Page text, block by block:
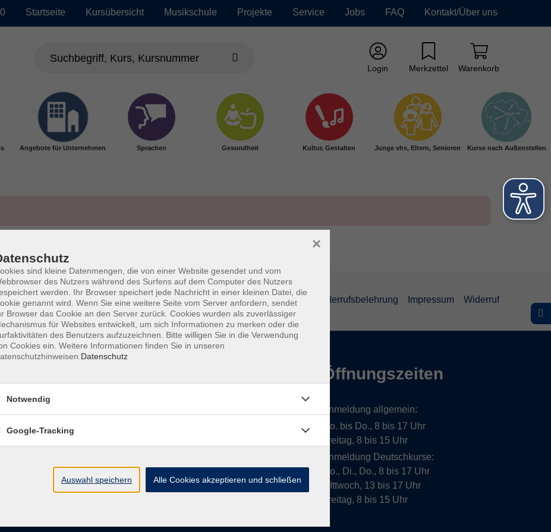
Startseite Kursübersicht Musikschule Projekte Service Jobs FAQ Kontakt/Über uns
Login Merkzettel Warenkorb
Angebote für Unternehmen Sprachen Gesundheit Kultur, Gestalten Junge vhs, Eltern, Senioren Kurse nach Außenstellen
AGB Datenschutzerklärung Barrierefreiheitserklärung Widerrufsbelehrung Impressum Widerruf
Öffnungszeiten
Anmeldung allgemein:
Mo. bis Do., 8 bis 17 Uhr
Freitag, 8 bis 15 Uhr
Anmeldung Deutschkurse:
Mo., Di., Do., 8 bis 17 Uhr
MIttwoch, 13 bis 17 Uhr
Freitag, 8 bis 15 Uhr
sind kleine Datenmengen, die von einer Website gesendet und vom
des Nutzers während des Surfens auf dem Computer des Nutzers
werden. Ihr Browser speichert jede Nachricht in einer kleinen Datei, die
genannt wird. Wenn Sie eine weitere Seite vom Server anfordern, sendet
Browser das Cookie an den Server zurück. Cookies wurden als zuverlässiger
für Websites entwickelt, um sich Informationen zu merken oder die
des Benutzers aufzuzeichnen. Bitte willigen Sie in die Verwendung
Cookies ein. Weitere Informationen finden Sie in unseren
Datenschutz
×
Notwendig
Google-Tracking
Auswahl speichern Alle Cookies akzeptieren und schließen